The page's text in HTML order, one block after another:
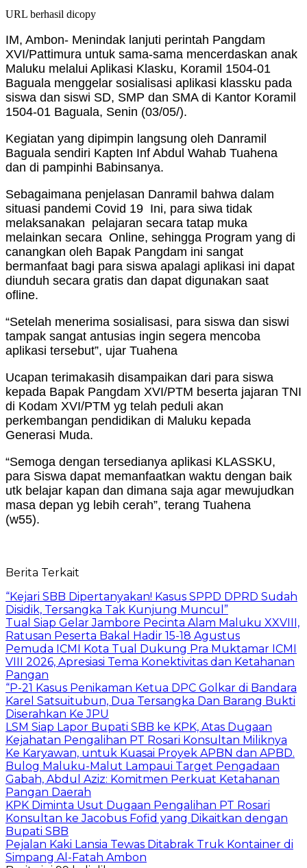
URL berhasil dicopy
IM, Ambon- Menindak lanjuti perintah Pangdam
XVI/Pattimura untuk sama-sama mencerdaskan anak
Maluku melalui Aplikasi Klasku, Koramil 1504-01
Baguala menggelar sosialisasi aplikasi klassku pada
siswa dan siswi SD, SMP dan SMA di Kantor Koramil
1504-01 Baguala, Senin (03/05/).
Kegiatan yang dipimpin langsung oleh Danramil
Baguala sendiri Kapten Inf Abdul Wahab Tuahena
dan di pampinhi Babinsanya.
Sebagaimana penjelasan Danramil bahwa dalam
situasi pandemi Covid 19 Ini, para siwa tidak
melaksanakan pelajaran secara tatap muka
melainkan secara Online, sehingga Program yang di
canangkan oleh Bapak Pangdam ini sangat
bermanfaat bagi para siswa apalagi aplikasi ini dapat
diunduh secara gratis dan dapat digunakan saat
ofline.
“Setelah menerima sosialisasi, para siswa dan siswi
tampak sangat antusias ingin segera mencoba
aplikasi tersebut”, ujar Tuahena
Ucapan terimakasih disampaikan dari para siswa
kepada Bapak Pangdam XVI/PTM beserta jajaran TNI
di Kodam XVI/PTM yg telah peduli akan
perkembangan pendidikan di Maluku kepada
Generasi Muda.
“Semoga dengan tersedianya aplikasi KLASSKU,
para Siswa dapat memanfaatkan waktu dengan baik
utk belajar kapan dan dimana saja agar mewujudkan
masa depan yg lebih cerah”, terang Tuahena
(w55).
Berita Terkait
“Kejari SBB Dipertanyakan! Kasus SPPD DPRD Sudah
Disidik, Tersangka Tak Kunjung Muncul”
Tual Siap Gelar Jambore Pecinta Alam Maluku XXVIII,
Ratusan Peserta Bakal Hadir 15-18 Agustus
Pemuda ICMI Kota Tual Dukung Pra Muktamar ICMI
VIII 2026, Apresiasi Tema Konektivitas dan Ketahanan
Pangan
“P-21 Kasus Penikaman Ketua DPC Golkar di Bandara
Karel Satsuitubun, Dua Tersangka Dan Barang Bukti
Diserahkan Ke JPU
LSM Siap Lapor Bupati SBB ke KPK, Atas Dugaan
Kejahatan Pengalihan PT Rosari Konsultan Miliknya
Ke Karyawan, untuk Kuasai Proyek APBN dan APBD.
Bulog Maluku-Malut Lampaui Target Pengadaan
Gabah, Abdul Aziz: Komitmen Perkuat Ketahanan
Pangan Daerah
KPK Diminta Usut Dugaan Pengalihan PT Rosari
Konsultan ke Jacobus Fofid yang Dikaitkan dengan
Bupati SBB
Pejalan Kaki Lansia Tewas Ditabrak Truk Kontainer di
Simpang Al-Fatah Ambon